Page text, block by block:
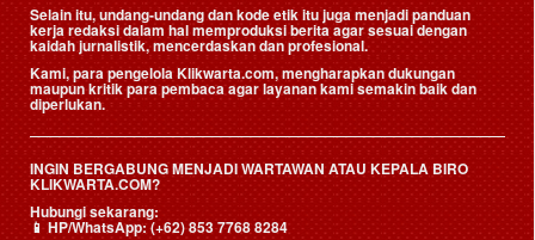
Selain itu, undang-undang dan kode etik itu juga menjadi panduan
kerja redaksi dalam hal memproduksi berita agar sesuai dengan
kaidah jurnalistik, mencerdaskan dan profesional.
Kami, para pengelola Klikwarta.com, mengharapkan dukungan
maupun kritik para pembaca agar layanan kami semakin baik dan
diperlukan.
INGIN BERGABUNG MENJADI WARTAWAN ATAU KEPALA BIRO
KLIKWARTA.COM?
Hubungi sekarang:
📱HP/WhatsApp:(+62) 853 7768 8284